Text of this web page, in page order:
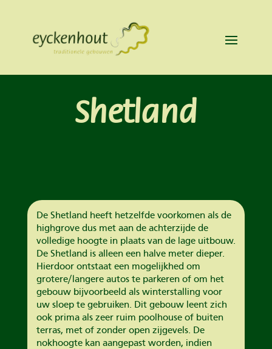
Shetland
De Shetland heeft hetzelfde voorkomen als de
highgrove dus met aan de achterzijde de
volledige hoogte in plaats van de lage uitbouw.
De Shetland is alleen een halve meter dieper.
Hierdoor ontstaat een mogelijkhed om
grotere/langere autos te parkeren of om het
gebouw bijvoorbeeld als winterstalling voor
uw sloep te gebruiken. Dit gebouw leent zich
ook prima als zeer ruim poolhouse of buiten
terras, met of zonder open zijgevels. De
nokhoogte kan aangepast worden, indien